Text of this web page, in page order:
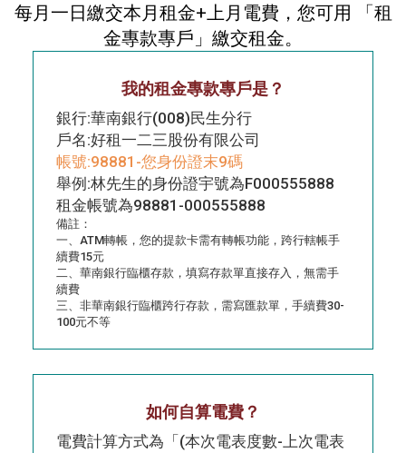
每月一日繳交本月租金+上月電費，您可用 「租
金專款專戶」繳交租金。
我的租金專款專戶是？
銀行:華南銀行(008)民生分行
戶名:好租一二三股份有限公司
帳號:98881-您身份證末9碼
舉例:林先生的身份證宇號為F000555888
租金帳號為98881-000555888
備註：
一、ATM轉帳，您的提款卡需有轉帳功能，跨行轄帳手
續費15元
二、華南銀行臨櫃存款，填寫存款單直接存入，無需手
續費
三、非華南銀行臨櫃跨行存款，需寫匯款單，手續費30-
100元不等
如何自算電費？
電費計算方式為「(本次電表度數-上次電表